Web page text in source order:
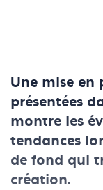
Une mise en
présentées
montre les
tendances
de fond qui
création.